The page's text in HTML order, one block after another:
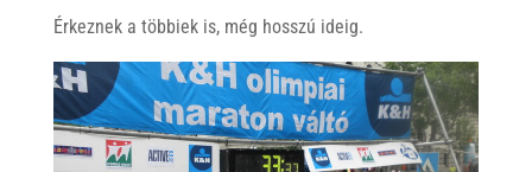
Érkeznek a többiek is, még hosszú ideig.